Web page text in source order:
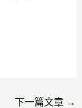
下一篇文章 →